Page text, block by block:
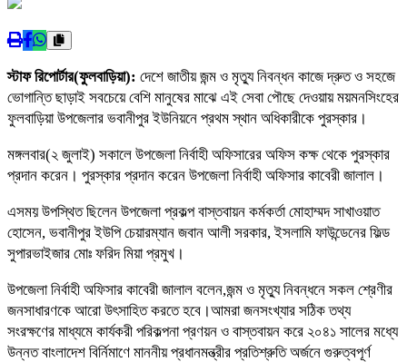
স্টাফ রিপোর্টার(ফুলবাড়িয়া): দেশে জাতীয় জন্ম ও মৃত্যু নিবন্ধন কাজে দ্রুত ও সহজে
ভোগান্তি ছাড়াই সবচেয়ে বেশি মানুষের মাঝে এই সেবা পৌছে দেওয়ায় ময়মনসিংহের
ফুলবাড়িয়া উপজেলার ভবানীপুর ইউনিয়নে প্রথম স্থান অধিকারীকে পুরস্কার।
মঙ্গলবার(২ জুলাই) সকালে উপজেলা নির্বাহী অফিসারের অফিস কক্ষ থেকে পুরস্কার
প্রদান করেন। পুরস্কার প্রদান করেন উপজেলা নির্বাহী অফিসার কাবেরী জালাল।
এসময় উপস্থিত ছিলেন উপজেলা প্রকল্প বাস্তবায়ন কর্মকর্তা মোহাম্মদ সাখাওয়াত
হোসেন, ভবানীপুর ইউপি চেয়ারম্যান জবান আলী সরকার, ইসলামি ফাউন্ডেনের ফিল্ড
সুপারভাইজার মোঃ ফরিদ মিয়া প্রমুখ।
উপজেলা নির্বাহী অফিসার কাবেরী জালাল বলেন,জন্ম ও মৃত্যু নিবন্ধনে সকল শ্রেণীর
জনসাধারণকে আরো উৎসাহিত করতে হবে।আমরা জনসংখ্যার সঠিক তথ্য
সংরক্ষণের মাধ্যমে কার্যকরী পরিকল্পনা প্রণয়ন ও বাস্তবায়ন করে ২০৪১ সালের মধ্যে
উন্নত বাংলাদেশ বির্নিমাণে মাননীয় প্রধানমন্ত্রীর প্রতিশ্রুতি অর্জনে গুরুত্বপূর্ণ